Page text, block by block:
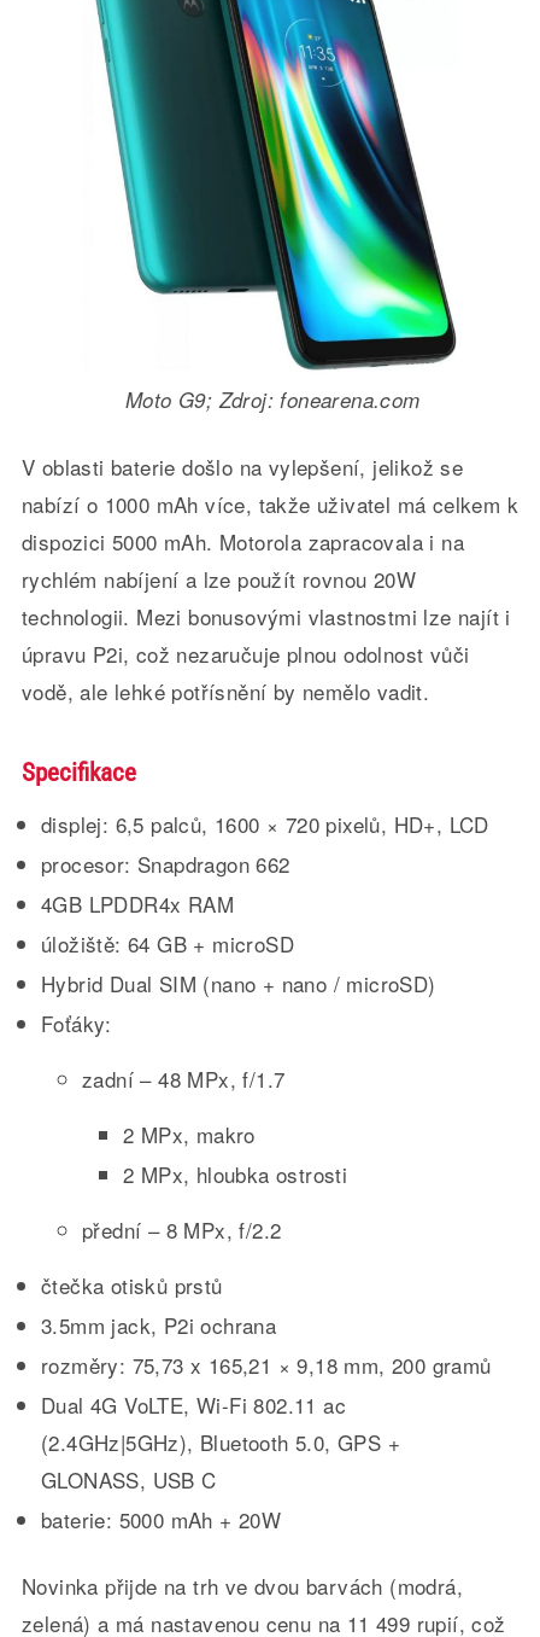
Moto G9; Zdroj: fonearena.com
V oblasti baterie došlo na vylepšení, jelikož se
nabízí o 1000 mAh více, takže uživatel má celkem k
dispozici 5000 mAh. Motorola zapracovala i na
rychlém nabíjení a lze použít rovnou 20W
technologii. Mezi bonusovými vlastnostmi lze najít i
úpravu P2i, což nezaručuje plnou odolnost vůči
vodě, ale lehké potřísnění by nemělo vadit.
Specifikace
displej: 6,5 palců, 1600 × 720 pixelů, HD+, LCD
procesor: Snapdragon 662
4GB LPDDR4x RAM
úložiště: 64 GB + microSD
Hybrid Dual SIM (nano + nano / microSD)
Foťáky:
zadní – 48 MPx, f/1.7
2 MPx, makro
2 MPx, hloubka ostrosti
přední – 8 MPx, f/2.2
čtečka otisků prstů
3.5mm jack, P2i ochrana
rozměry: 75,73 x 165,21 × 9,18 mm, 200 gramů
Dual 4G VoLTE, Wi-Fi 802.11 ac
(2.4GHz|5GHz), Bluetooth 5.0, GPS +
GLONASS, USB C
baterie: 5000 mAh + 20W
Novinka přijde na trh ve dvou barvách (modrá,
zelená) a má nastavenou cenu na 11 499 rupií, což